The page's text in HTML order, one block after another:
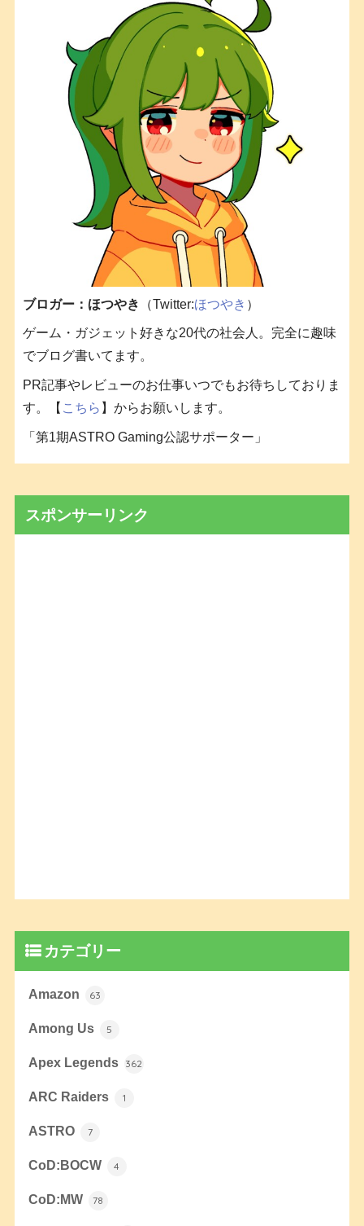
ブロガー：ほつやき （Twitter:ほつやき ）
ゲーム・ガジェット好きな20代の社会人。完全に趣味
でブログ書いてます。
PR記事やレビューのお仕事いつでもお待ちしておりま
す。【 こちら 】からお願いします。
「第1期ASTRO Gaming公認サポーター」
スポンサーリンク
カテゴリー
Amazon 63
Among Us 5
Apex Legends 362
ARC Raiders 1
ASTRO 7
CoD:BOCW 4
CoD:MW 78